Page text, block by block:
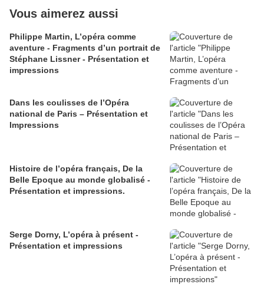
Vous aimerez aussi
Philippe Martin, L’opéra comme
aventure - Fragments d’un portrait de
Stéphane Lissner - Présentation et
impressions
Dans les coulisses de l’Opéra
national de Paris – Présentation et
Impressions
Histoire de l’opéra français, De la
Belle Epoque au monde globalisé -
Présentation et impressions.
Serge Dorny, L’opéra à présent -
Présentation et impressions